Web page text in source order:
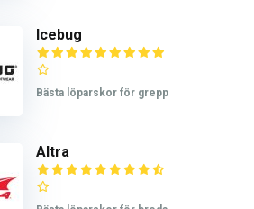
Icebug
Bästa löparskor för grepp
Altra